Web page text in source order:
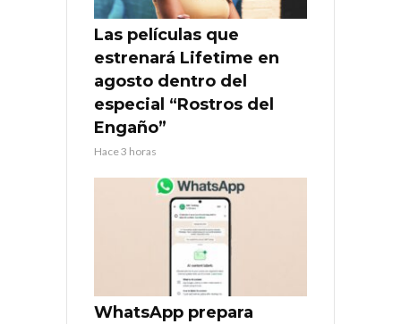
Las películas que
estrenará Lifetime en
agosto dentro del
especial “Rostros del
Engaño”
Hace 3 horas
WhatsApp prepara